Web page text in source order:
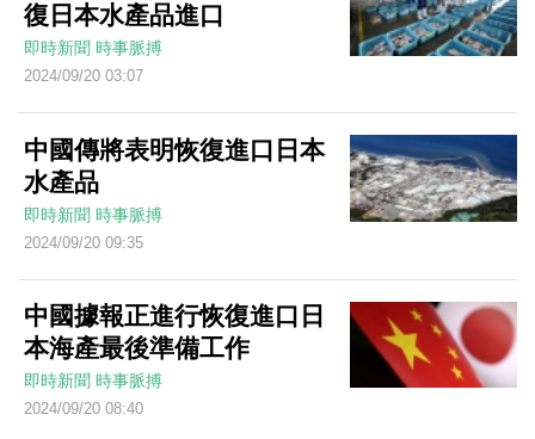
復日本水產品進口
即時新聞 時事脈搏
2024/09/20 03:07
中國傳將表明恢復進口日本
水產品
即時新聞 時事脈搏
2024/09/20 09:35
中國據報正進行恢復進口日
本海產最後準備工作
即時新聞 時事脈搏
2024/09/20 08:40